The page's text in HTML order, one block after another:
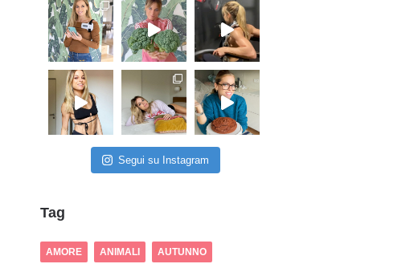
Segui su Instagram
Tag
AMORE ANIMALI AUTUNNO